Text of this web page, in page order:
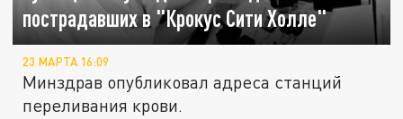
пострадавших в "Крокус Сити Холле"
23 МАРТА 16:09
Минздрав опубликовал адреса станций
переливания крови.